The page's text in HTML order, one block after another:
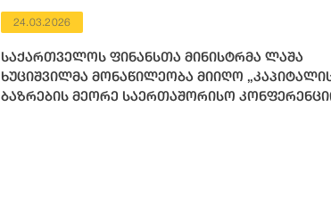
24.03.2026
საქართველოს ფინანსთა მინისტრმა ლაშა
ხუციშვილმა მონაწილეობა მიიღო
ბაზრების მეორე საერთაშორისო